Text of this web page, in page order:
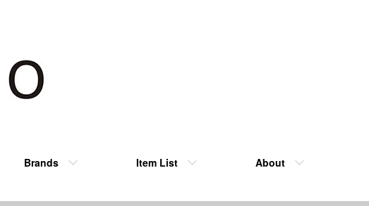
Brands Item List About